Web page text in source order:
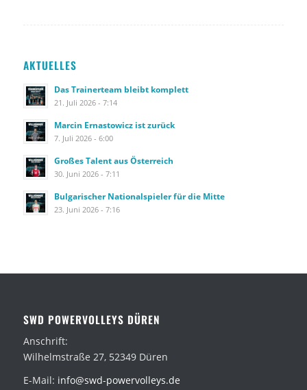
AKTUELLES
Das Trainerteam bleibt komplett
21. Juli 2026 - 7:14
Marcin Ernastowicz ist zurück
7. Juli 2026 - 6:00
Großes Talent aus Österreich
30. Juni 2026 - 7:11
Bulgarischer Nationalspieler für die Mitte
23. Juni 2026 - 7:16
SWD POWERVOLLEYS DÜREN
Anschrift:
Wilhelmstraße 27, 52349 Düren
E-Mail: info@swd-powervolleys.de